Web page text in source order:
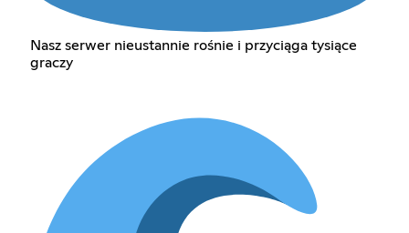
Nasz serwer nieustannie rośnie i przyciąga tysiące
graczy